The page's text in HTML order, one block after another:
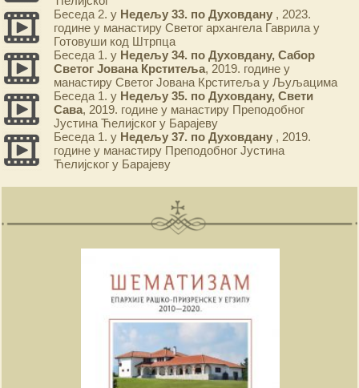
Беседа 2. у Недељу 33. по Духовдану , 2023.
године у манастиру Светог архангела Гаврила у
Готовуши код Штрпца
Беседа 1. у Недељу 34. по Духовдану, Сабор
Светог Јована Крститеља, 2019. године у
манастиру Светог Јована Крститеља у Љуљацима
Беседа 1. у Недељу 35. по Духовдану, Свети
Сава, 2019. године у манастиру Преподобног
Јустина Ћелијског у Барајеву
Беседа 1. у Недељу 37. по Духовдану , 2019.
године у манастиру Преподобног Јустина
Ћелијског у Барајеву